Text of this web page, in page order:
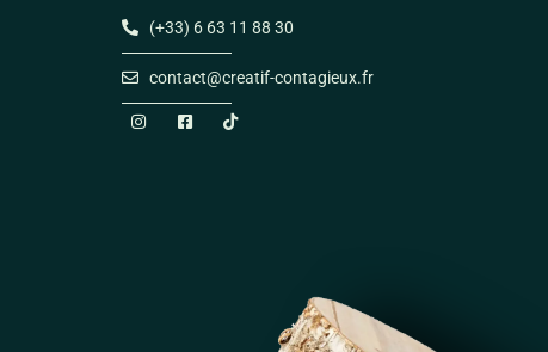
(+33) 6 63 11 88 30
contact@creatif-contagieux.fr